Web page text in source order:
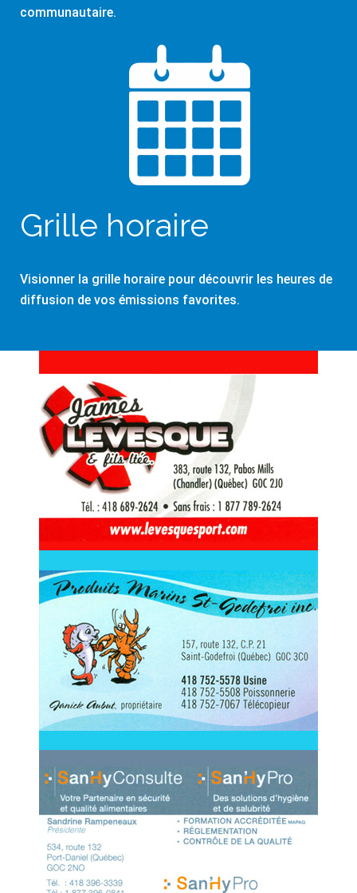
communautaire.
Grille horaire
Visionner la grille horaire pour découvrir les heures de
diffusion de vos émissions favorites.